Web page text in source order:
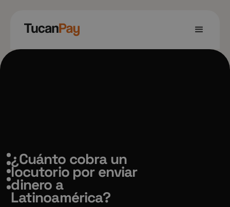
¿Cuánto cobra un
locutorio por enviar
dinero a
Latinoamérica?